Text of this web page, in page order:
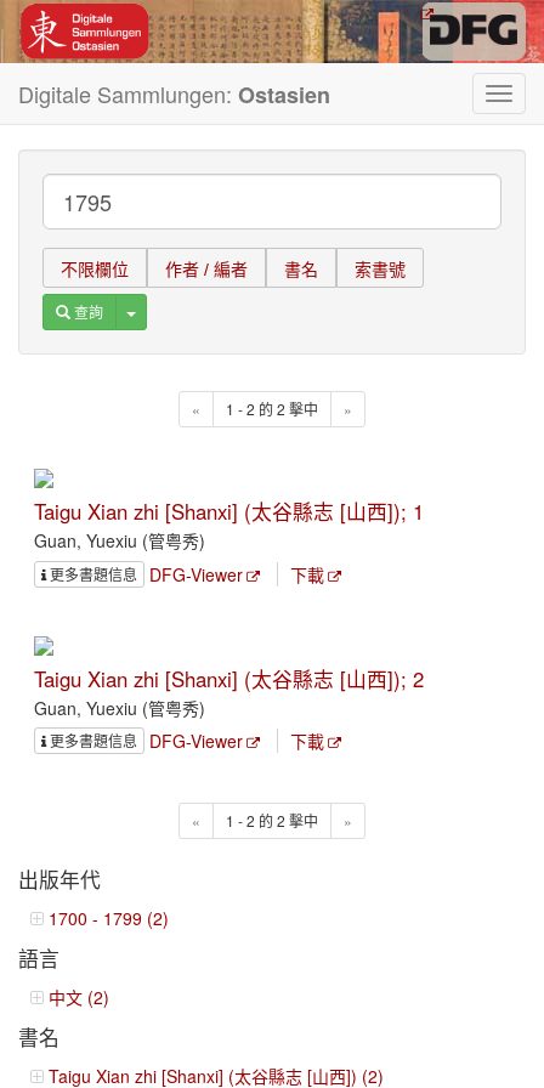
Digitale Sammlungen: Ostasien
不限欄位 作者 / 編者 書名 索書號
查詢 Toggle Dropdown
« 1 - 2 的 2 擊中 »
Taigu Xian zhi [Shanxi] (太谷縣志 [山西]); 1
Guan, Yuexiu (管粤秀)
更多書題信息 DFG-Viewer 下載
Taigu Xian zhi [Shanxi] (太谷縣志 [山西]); 2
Guan, Yuexiu (管粤秀)
更多書題信息 DFG-Viewer 下載
« 1 - 2 的 2 擊中 »
出版年代
1700 - 1799 (2)
語言
中文 (2)
書名
Taigu Xian zhi [Shanxi] (太谷縣志 [山西]) (2)